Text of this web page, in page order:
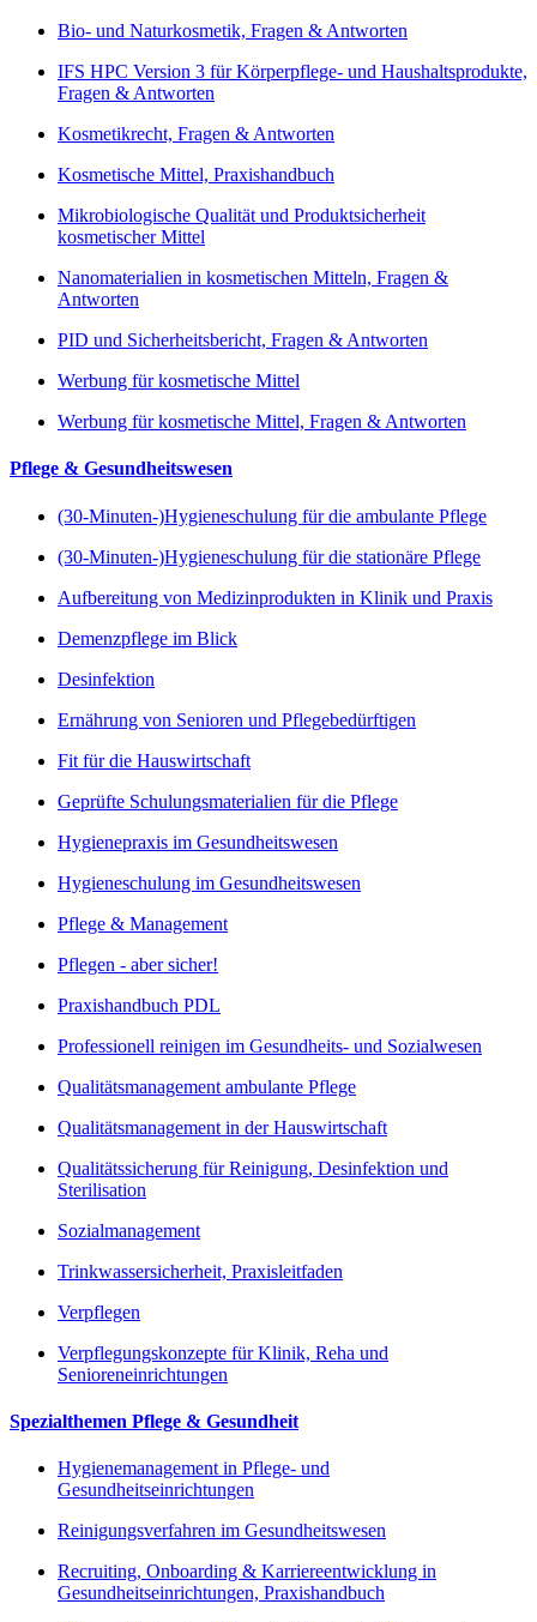
Bio- und Naturkosmetik, Fragen & Antworten
IFS HPC Version 3 für Körperpflege- und Haushaltsprodukte,
Fragen & Antworten
Kosmetikrecht, Fragen & Antworten
Kosmetische Mittel, Praxishandbuch
Mikrobiologische Qualität und Produktsicherheit
kosmetischer Mittel
Nanomaterialien in kosmetischen Mitteln, Fragen &
Antworten
PID und Sicherheitsbericht, Fragen & Antworten
Werbung für kosmetische Mittel
Werbung für kosmetische Mittel, Fragen & Antworten
Pflege & Gesundheitswesen
(30-Minuten-)Hygieneschulung für die ambulante Pflege
(30-Minuten-)Hygieneschulung für die stationäre Pflege
Aufbereitung von Medizinprodukten in Klinik und Praxis
Demenzpflege im Blick
Desinfektion
Ernährung von Senioren und Pflegebedürftigen
Fit für die Hauswirtschaft
Geprüfte Schulungsmaterialien für die Pflege
Hygienepraxis im Gesundheitswesen
Hygieneschulung im Gesundheitswesen
Pflege & Management
Pflegen - aber sicher!
Praxishandbuch PDL
Professionell reinigen im Gesundheits- und Sozialwesen
Qualitätsmanagement ambulante Pflege
Qualitätsmanagement in der Hauswirtschaft
Qualitätssicherung für Reinigung, Desinfektion und
Sterilisation
Sozialmanagement
Trinkwassersicherheit, Praxisleitfaden
Verpflegen
Verpflegungskonzepte für Klinik, Reha und
Senioreneinrichtungen
Spezialthemen Pflege & Gesundheit
Hygienemanagement in Pflege- und
Gesundheitseinrichtungen
Reinigungsverfahren im Gesundheitswesen
Recruiting, Onboarding & Karriereentwicklung in
Gesundheitseinrichtungen, Praxishandbuch